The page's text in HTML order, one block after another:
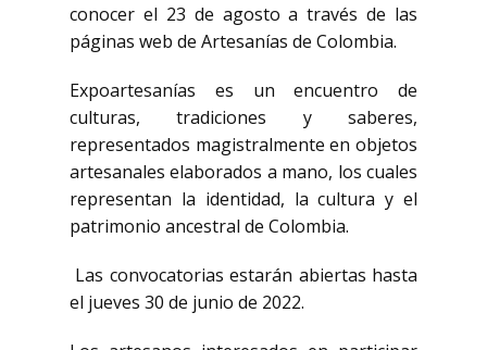
conocer el 23 de agosto a través de las
páginas web de Artesanías de Colombia.
Expoartesanías es un encuentro de
culturas, tradiciones y saberes,
representados magistralmente en objetos
artesanales elaborados a mano, los cuales
representan la identidad, la cultura y el
patrimonio ancestral de Colombia.
Las convocatorias estarán abiertas hasta
el jueves 30 de junio de 2022.